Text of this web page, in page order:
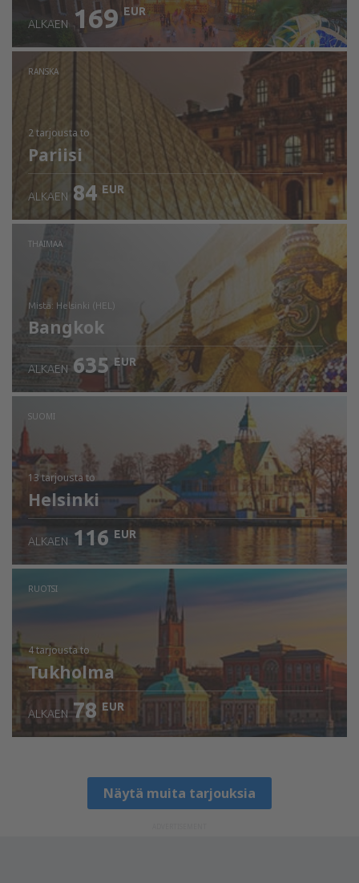
Tarkista tiedot
ALKAEN 169 EUR
RANSKA
2 tarjousta to
Pariisi
ALKAEN 84 EUR
THAIMAA
mistä: Helsinki (HEL)
Bangkok
Tarkista tiedot
ALKAEN 635 EUR
SUOMI
13 tarjousta to
Helsinki
ALKAEN 116 EUR
RUOTSI
4 tarjoustato
Tukholma
ALKAEN 78 EUR
Näytä muita tarjouksia